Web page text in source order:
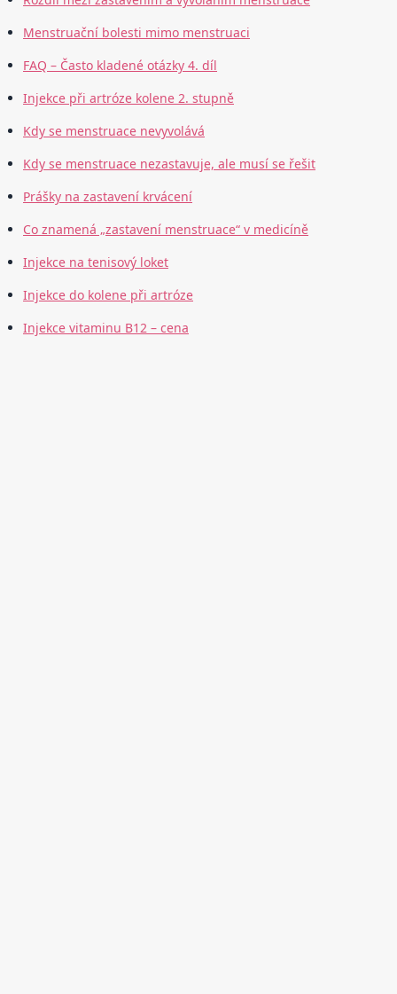
Menstruační bolesti mimo menstruaci
FAQ – Často kladené otázky 4. díl
Injekce při artróze kolene 2. stupně
Kdy se menstruace nevyvolává
Kdy se menstruace nezastavuje, ale musí se řešit
Prášky na zastavení krvácení
Co znamená „zastavení menstruace“ v medicíně
Injekce na tenisový loket
Injekce do kolene při artróze
Injekce vitaminu B12 – cena